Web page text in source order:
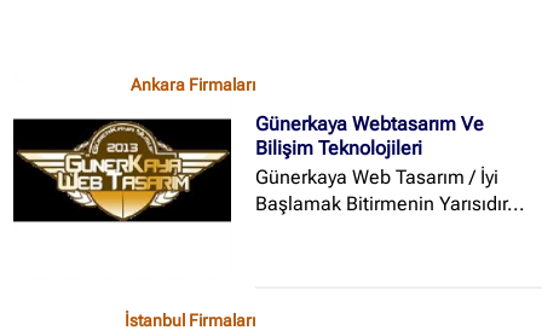
Ankara Firmaları
Günerkaya Webtasarım Ve
Bilişim Teknolojileri
Günerkaya Web Tasarım / İyi
Başlamak Bitirmenin Yarısıdır...
İstanbul Firmaları